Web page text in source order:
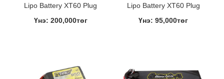
Lipo Battery XT60 Plug
Үнэ: 200,000төг
Lipo Battery XT60 Plug
Үнэ: 95,000төг